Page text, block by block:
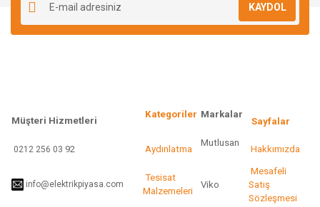
Ürün açıklamasında eksik bilgiler bulunuyor.
Ürün bilgilerinde hatalar bulunuyor.
KAYDOL
Müşteri Hizmetleri
Kategoriler Markalar
Sayfalar
0212 256 03 92 Aydınlatma
Mutlusan
Hakkımızda
info@elektrikpiyasa.com
Tesisat
Malzemeleri
Viko
Mesafeli
Satış
Sözleşmesi